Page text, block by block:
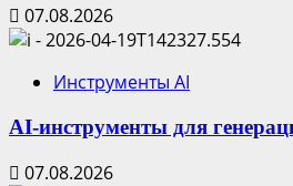
07.08.2026
Инструменты AI
AI-инструменты для
07.08.2026